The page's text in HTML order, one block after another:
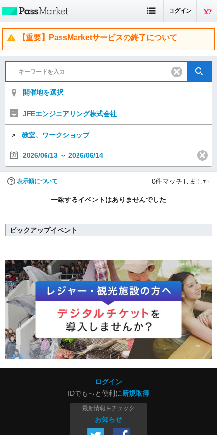
ログイン
【重要】PassMarketサービスの終了について
開催地を選択
JFEエンジニアリング株式会社
＞ 教室、ワークショップ
2026/06/13 ～ 2026/06/14
表示順について 0件マッチしました
一致するイベントはありませんでした
ピックアップイベント
ログイン
IDでもっと便利に新規取得
最新情報をチェック
お知らせ